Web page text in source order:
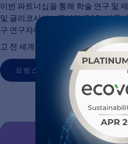
이번 파트너십을 통해 학술 연구 및
및 글리코사미노글리칸(GAG) 제품
구 연구자에게 프리미엄 임상 등급
고 전 세계적으로 혁신을 가속화하
프랑스어